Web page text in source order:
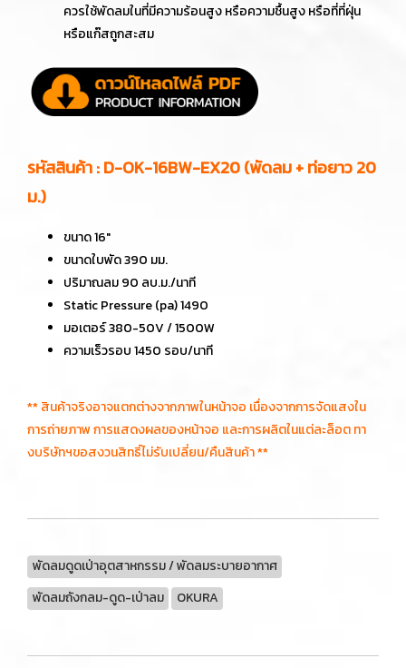
ควรใช้พัดลมในที่มีความร้อนสูง หรือความชื้นสูง หรือที่ที่ฝุ่น
หรือแก๊สถูกสะสม
รหัสสินค้า : D-OK-16BW-EX20 (พัดลม + ท่อยาว 20
ม.)
ขนาด 16"
ขนาดใบพัด 390 มม.
ปริมาณลม 90 ลบ.ม./นาที
Static Pressure (pa) 1490
มอเตอร์ 380-50V / 1500W
ความเร็วรอบ 1450 รอบ/นาที
** สินค้าจริงอาจแตกต่างจากภาพในหน้าจอ เนื่องจากการจัดแสงใน
การถ่ายภาพ การแสดงผลของหน้าจอ และการผลิตในแต่ละล็อต ทา
งบริษัทฯขอสงวนสิทธิ์ไม่รับเปลี่ยน/คืนสินค้า **
พัดลมดูดเป่าอุตสาหกรรม / พัดลมระบายอากาศ
พัดลมถังกลม-ดูด-เป่าลม
OKURA